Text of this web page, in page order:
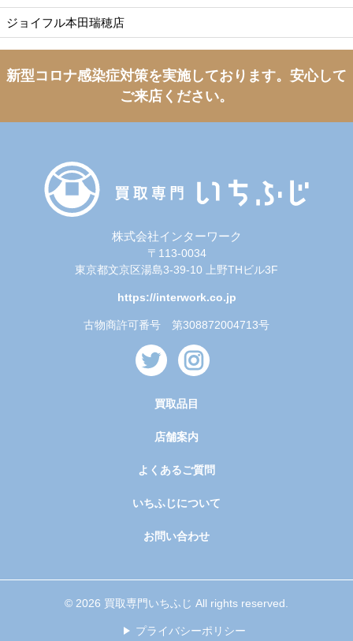
ジョイフル本田瑞穂店
新型コロナ感染症対策を実施しております。 安心して
ご来店ください。
株式会社インターワーク
〒113-0034
東京都文京区湯島3-39-10 上野THビル3F
https://interwork.co.jp
古物商許可番号 第308872004713号
買取品目
店舗案内
よくあるご質問
いちふじについて
お問い合わせ
© 2026 買取専門いちふじ All rights reserved.
プライバシーポリシー